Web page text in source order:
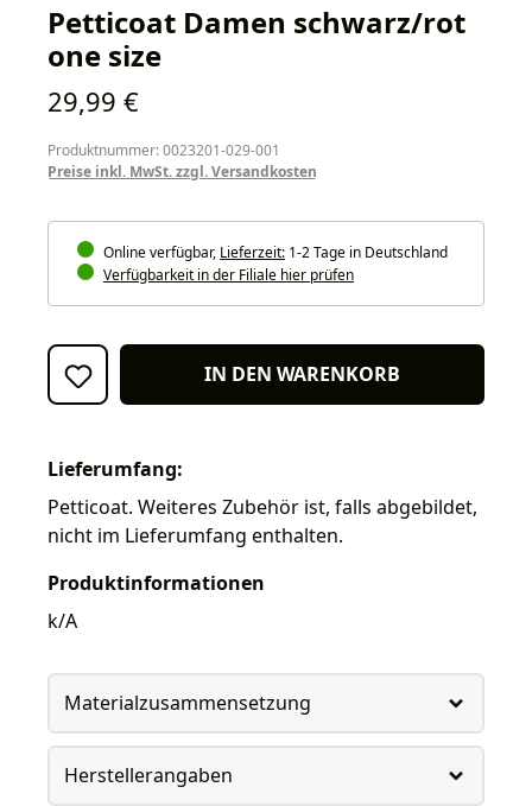
Petticoat Damen schwarz/rot
one size
Regulärer Preis:
29,99 €
Produktnummer: 0023201-029-001
Preise inkl. MwSt. zzgl. Versandkosten
Online verfügbar, Lieferzeit: 1-2 Tage in Deutschland
Verfügbarkeit in der Filiale hier prüfen
IN DEN WARENKORB
Lieferumfang:
Petticoat. Weiteres Zubehör ist, falls abgebildet,
nicht im Lieferumfang enthalten.
Produktinformationen
k/A
Materialzusammensetzung
Herstellerangaben